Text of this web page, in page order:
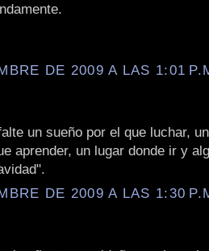
DE 2009 A LAS 1:01
un sueño por el que luchar,
aprender, un lugar donde ir y
DE 2009 A LAS 1:30